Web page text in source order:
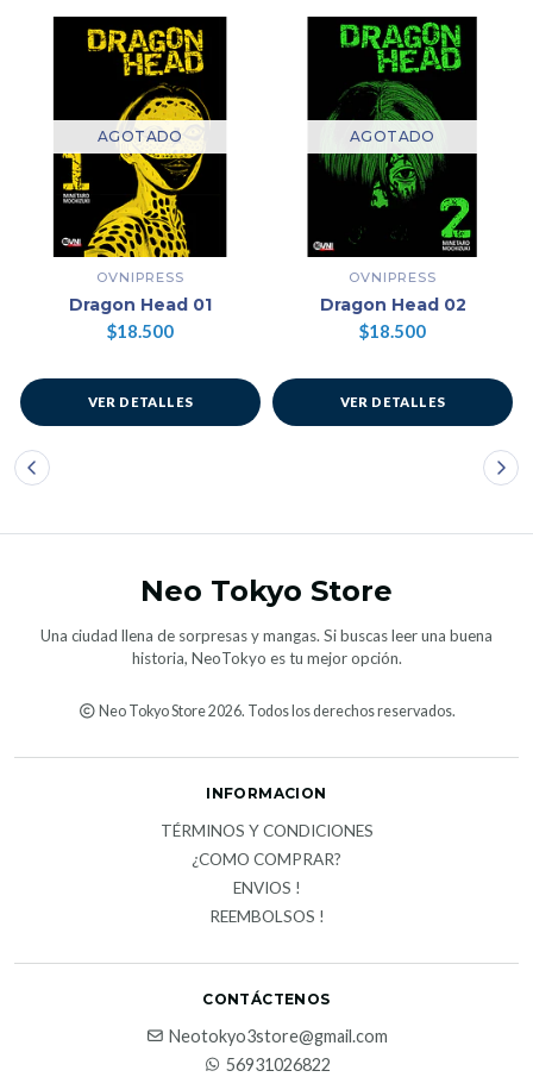
AGOTADO
OVNIPRESS
Dragon Head 01
$18.500
VER DETALLES
AGOTADO
OVNIPRESS
Dragon Head 02
$18.500
VER DETALLES
Neo Tokyo Store
Una ciudad llena de sorpresas y mangas. Si buscas leer una buena
historia, NeoTokyo es tu mejor opción.
Neo Tokyo Store 2026. Todos los derechos reservados.
INFORMACION
TÉRMINOS Y CONDICIONES
¿COMO COMPRAR?
ENVIOS !
REEMBOLSOS !
CONTÁCTENOS
Neotokyo3store@gmail.com
56931026822